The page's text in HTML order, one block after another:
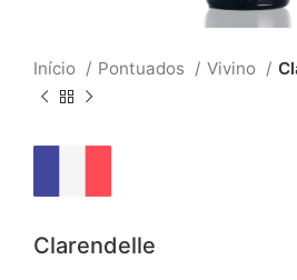
Início Pontuados Vivino
Clarendelle